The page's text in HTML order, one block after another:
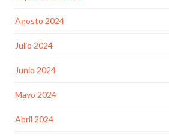
Agosto 2024
Julio 2024
Junio 2024
Mayo 2024
Abril 2024